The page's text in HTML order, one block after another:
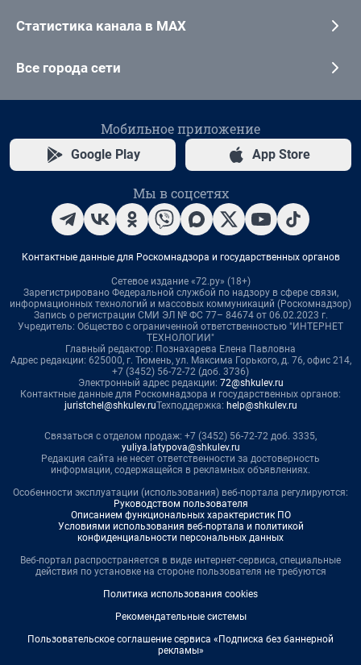
Статистика канала в MAX
Все города сети
Мобильное приложение
Google Play App Store
Мы в соцсетях
Контактные данные для Роскомнадзора и государственных органов
Сетевое издание «72.ру» (18+)
Зарегистрировано Федеральной службой по надзору в сфере связи,
информационных технологий и массовых коммуникаций (Роскомнадзор)
Запись о регистрации СМИ ЭЛ № ФС 77– 84674 от 06.02.2023 г.
Учредитель: Общество с ограниченной ответственностью "ИНТЕРНЕТ
ТЕХНОЛОГИИ"
Главный редактор: Познахарева Елена Павловна
Адрес редакции: 625000, г. Тюмень, ул. Максима Горького, д. 76, офис 214,
+7 (3452) 56-72-72 (доб. 3736)
Электронный адрес редакции: 72@shkulev.ru
Контактные данные для Роскомнадзора и государственных органов:
juristchel@shkulev.ruТехподдержка: help@shkulev.ru
Связаться с отделом продаж: +7 (3452) 56-72-72 доб. 3335,
yuliya.latypova@shkulev.ru
Редакция сайта не несет ответственности за достоверность
информации, содержащейся в рекламных объявлениях.
Особенности эксплуатации (использования) веб-портала регулируются:
Руководством пользователя
Описанием функциональных характеристик ПО
Условиями использования веб-портала и политикой
конфиденциальности персональных данных
Веб-портал распространяется в виде интернет-сервиса, специальные
действия по установке на стороне пользователя не требуются
Политика использования cookies
Рекомендательные системы
Пользовательское соглашение сервиса «Подписка без баннерной
рекламы»